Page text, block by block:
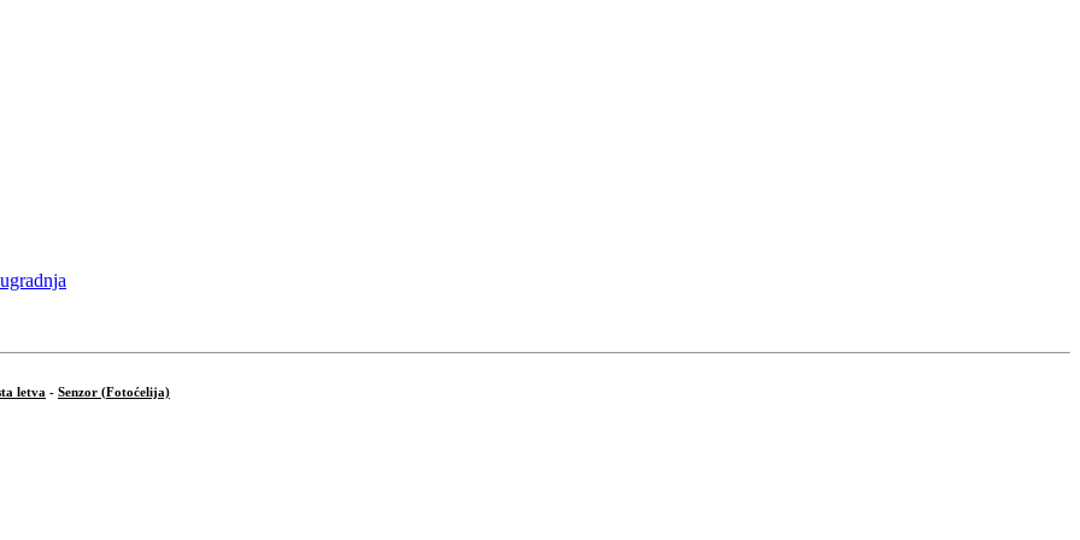
letva - Senzor (Fotoćelija)